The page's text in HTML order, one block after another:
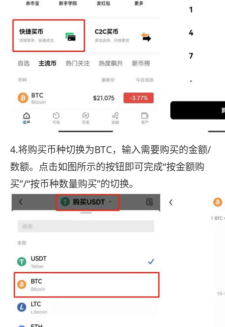
4.将购买币种切换为BTC，输入需要购买的金额/
数额。点击如图所示的按钮即可完成“按金额购
买”/“按币种数量购买”的切换。